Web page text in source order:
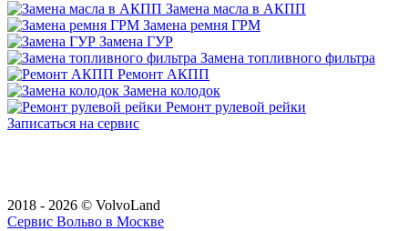
Замена масла в АКПП
Замена ремня ГРМ
Замена ГУР
Замена топливного фильтра
Ремонт АКПП
Замена колодок
Ремонт рулевой рейки
Записаться на сервис
2018 - 2026 © VolvoLand
Сервис Вольво в Москве